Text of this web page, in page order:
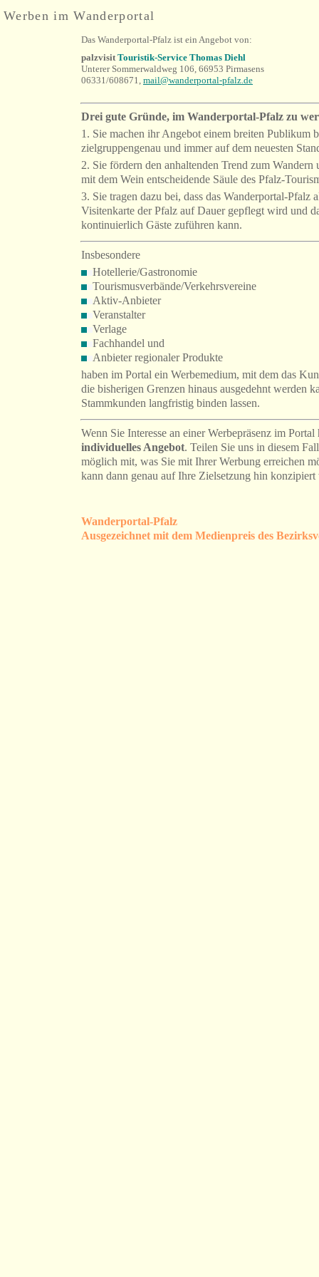
Werben im Wanderportal
Das Wanderportal-Pfalz ist ein Angebot von:
palzvisit Touristik-Service Thomas Diehl
Unterer Sommerwaldweg 106, 66953 Pirmasens
06331/608671, mail@wanderportal-pfalz.de
Drei gute Gründe, im Wanderportal-Pfalz zu
1. Sie machen ihr Angebot einem breiten Publikum
zielgruppengenau und immer auf dem neuesten
2. Sie fördern den anhaltenden Trend zum Wandern
mit dem Wein entscheidende Säule des Pfalz-
3. Sie tragen dazu bei, dass das Wanderportal-Pfalz
Visitenkarte der Pfalz auf Dauer gepflegt wird und
kontinuierlich Gäste zuführen kann.
Insbesondere
Hotellerie/Gastronomie
Tourismusverbände/Verkehrsvereine
Aktiv-Anbieter
Veranstalter
Verlage
Fachhandel und
Anbieter regionaler Produkte
haben im Portal ein Werbemedium, mit dem das
die bisherigen Grenzen hinaus ausgedehnt werden
Stammkunden langfristig binden lassen.
Wenn Sie Interesse an einer Werbepräsenz im
individuelles Angebot. Teilen Sie uns in diesem
möglich mit, was Sie mit Ihrer Werbung erreichen
kann dann genau auf Ihre Zielsetzung hin
Wanderportal-Pfalz
Ausgezeichnet mit dem Medienpreis des